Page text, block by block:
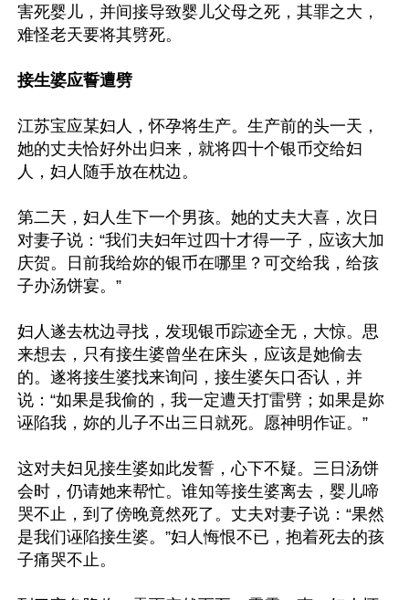
害死婴儿，并间接导致婴儿父母之死，其罪之大，
难怪老天要将其劈死。
接生婆应誓遭劈
江苏宝应某妇人，怀孕将生产。生产前的头一天，
她的丈夫恰好外出归来，就将四十个银币交给妇
人，妇人随手放在枕边。
第二天，妇人生下一个男孩。她的丈夫大喜，次日
对妻子说：“我们夫妇年过四十才得一子，应该大加
庆贺。日前我给妳的银币在哪里？可交给我，给孩
子办汤饼宴。”
妇人遂去枕边寻找，发现银币踪迹全无，大惊。思
来想去，只有接生婆曾坐在床头，应该是她偷去
的。遂将接生婆找来询问，接生婆矢口否认，并
说：“如果是我偷的，我一定遭天打雷劈；如果是妳
诬陷我，妳的儿子不出三日就死。愿神明作证。”
这对夫妇见接生婆如此发誓，心下不疑。三日汤饼
会时，仍请她来帮忙。谁知等接生婆离去，婴儿啼
哭不止，到了傍晚竟然死了。丈夫对妻子说：“果然
是我们诬陷接生婆。”妇人悔恨不已，抱着死去的孩
子痛哭不止。